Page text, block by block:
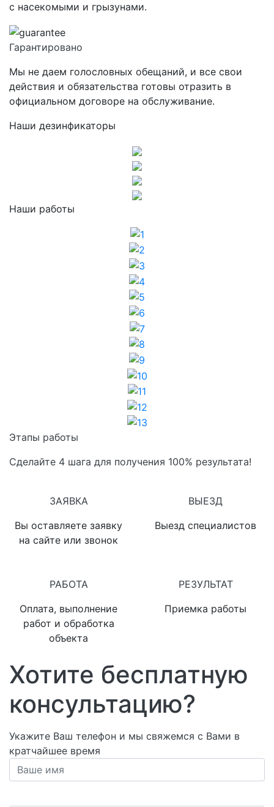
с насекомыми и грызунами.
Гарантировано
Мы не даем голословных обещаний, и все свои
действия и обязательства готовы отразить в
официальном договоре на обслуживание.
Наши дезинфикаторы
Наши работы
1
4
7
10
12
13
Этапы работы
Сделайте 4 шага для получения 100% результата!
ЗАЯВКА
Вы оставляете заявку
на сайте или звонок
ВЫЕЗД
Выезд специалистов
РАБОТА
Оплата, выполнение
работ и обработка
объекта
РЕЗУЛЬТАТ
Приемка работы
Хотите бесплатную
консультацию?
Укажите Ваш телефон и мы свяжемся с Вами в
кратчайшее время